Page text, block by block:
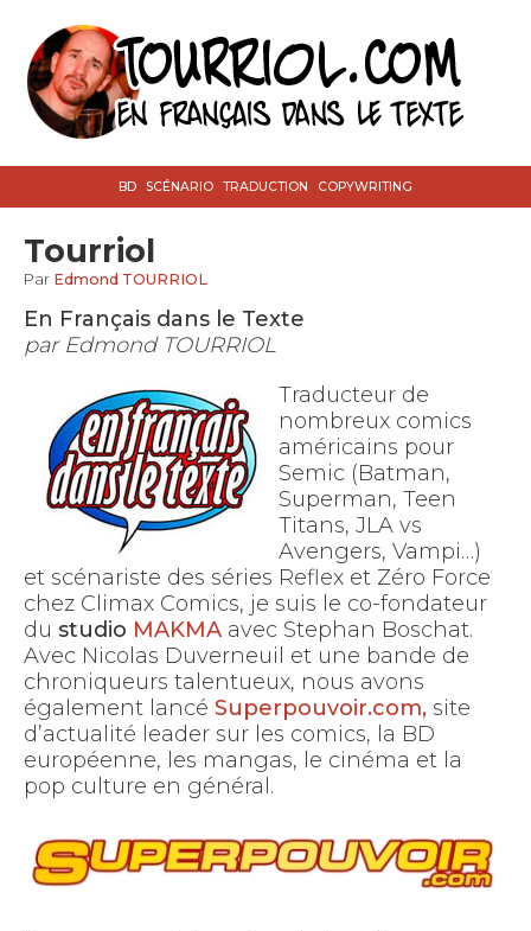
BD SCÉNARIO TRADUCTION COPYWRITING
Tourriol
Par Edmond TOURRIOL
En Français dans le Texte
par Edmond TOURRIOL
Traducteur de
nombreux comics
américains pour
Semic (Batman,
Superman, Teen
Titans, JLA vs
Avengers, Vampi…)
et scénariste des séries Reflex et Zéro Force
chez Climax Comics, je suis le co-fondateur
du studio MAKMA avec Stephan Boschat.
Avec Nicolas Duverneuil et une bande de
chroniqueurs talentueux, nous avons
également lancé Superpouvoir.com, site
d’actualité leader sur les comics, la BD
européenne, les mangas, le cinéma et la
pop culture en général.